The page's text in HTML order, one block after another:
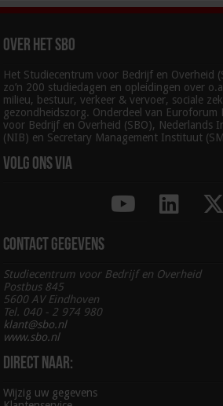
Over het SBO
Het Studiecentrum voor Bedrijf en Overheid
zo’n 200 studiedagen en opleidingen over
milieu, bestuur, verkeer & vervoer, sociale
gezondheidszorg. Onderdeel van Euroforum
voor Bedrijf en Overheid (SBO), Nederlands
(NIB) en Secretary Management Instituut
Volg ons via
Contact gegevens
Studiecentrum voor Bedrijf en Overheid
Postbus 845
5600 AV Eindhoven
Tel. 040 - 2 974 980
klant@sbo.nl
www.sbo.nl
Direct naar:
Wijzig uw gegevens